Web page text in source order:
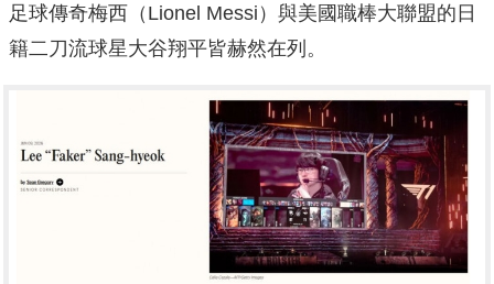
足球傳奇梅西（Lionel Messi）與美國職棒大聯盟的日
籍二刀流球星大谷翔平皆赫然在列。